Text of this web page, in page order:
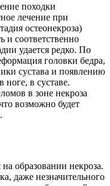
походки
лечение при
остеонекроза)
и соответственно
удается редко. По
головки бедра,
сустава и появлению
ноге, в суставе.
в зоне некроза
возможно будет
образовании некроза.
даже незначительного